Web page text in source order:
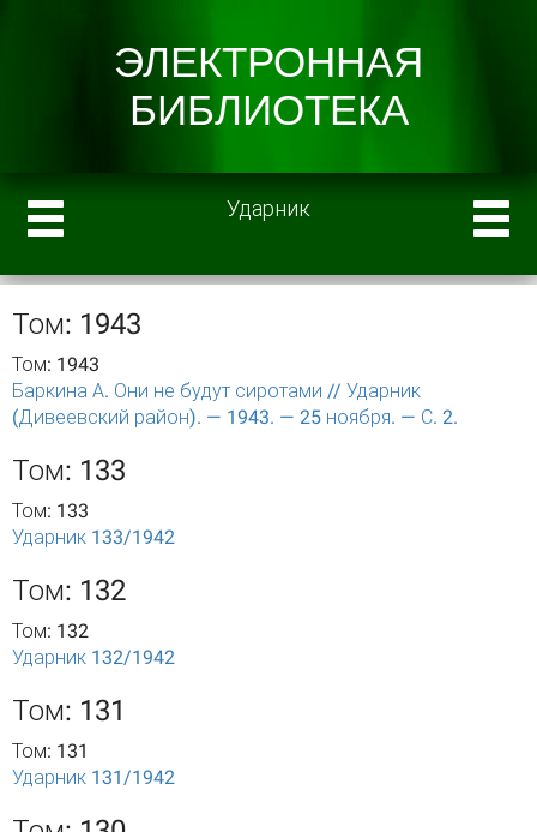
Ударник
Том: 1943
Том: 1943
Баркина А. Они не будут сиротами // Ударник
(Дивеевский район). — 1943. — 25 ноября. — С. 2.
Том: 133
Том: 133
Ударник 133/1942
Том: 132
Том: 132
Ударник 132/1942
Том: 131
Том: 131
Ударник 131/1942